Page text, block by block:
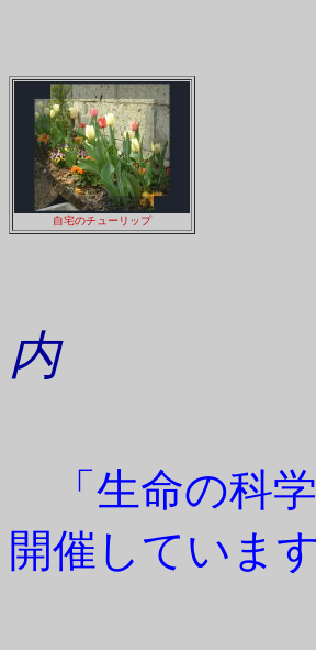
自宅のチューリップ
「生命
内
「生命の科
開催していま